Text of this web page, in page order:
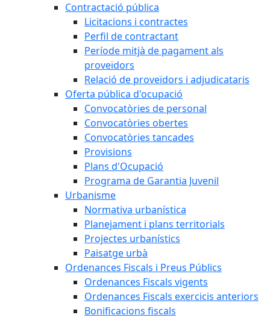
Contractació pública
Licitacions i contractes
Perfil de contractant
Període mitjà de pagament als
proveïdors
Relació de proveïdors i adjudicataris
Oferta pública d'ocupació
Convocatòries de personal
Convocatòries obertes
Convocatòries tancades
Provisions
Plans d'Ocupació
Programa de Garantia Juvenil
Urbanisme
Normativa urbanística
Planejament i plans territorials
Projectes urbanístics
Paisatge urbà
Ordenances Fiscals i Preus Públics
Ordenances Fiscals vigents
Ordenances Fiscals exercicis anteriors
Bonificacions fiscals